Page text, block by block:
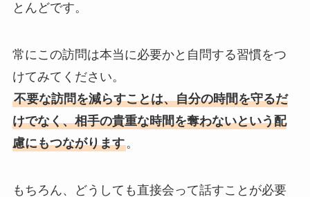
とんどです。
常にこの訪問は本当に必要かと自問する習慣をつ
けてみてください。
不要な訪問を減らすことは、自分の時間を守るだ
けでなく、相手の貴重な時間を奪わないという配
慮にもつながります。
もちろん、どうしても直接会って話すことが必要